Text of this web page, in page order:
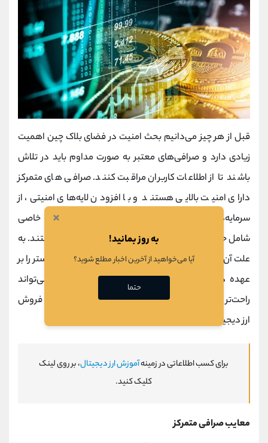
قبل از هر چیز می‌دانیم بحث امنیت در فضای بلاک چین اهمیت
زیادی دارد و صرافی‌های معتبر به صورت مداوم باید در تلاش
باشند تا از اطلاعات کاربران مراقبت کنند. صرافی‌ های متمرکز
دارای امنیت بالایی هستند و با افزودن لایه‌های امنیتی، از
سرمایه‌دارها حفاظت می‌کنند. از طرفی دیگر، قوانین خاصی
شامل حال صرافی‌ها می‌شود و مجبور به رعایت آن‌ها هستند. به
علت آن که یک شخص یا یک نهاد مشخص مالکیت این بستر را بر
عهده دارد، پاسخگویی و پیگیری بسیاری از مسائل می‌تواند
راحت‌تر باشد و کاربر با خیال آسوده‌ تری اقدام به خرید و فروش
ارز دیجیتال کند.
برای کسب اطلاعاتی در زمینهآموزش ارز دیجیتال، بر روی لینک
کلیک کنید.
معایب صرافی‌ متمرکز
×
به روز بمانید!
آیا می‌خواهید از آخرین اخبار مطلع شوید؟
حتما